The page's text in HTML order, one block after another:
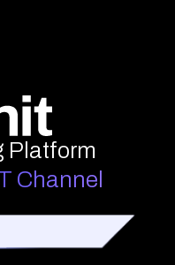
Platform
Channel